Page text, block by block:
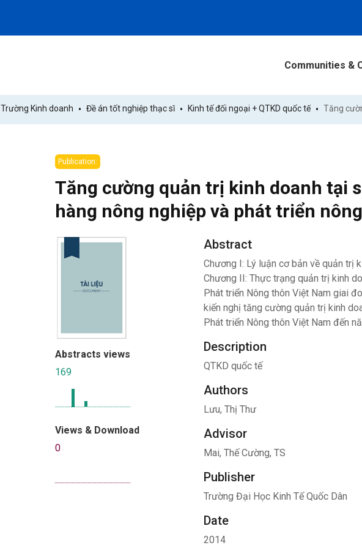
Communities &
Trường Kinh doanh Đề án tốt nghiệp thạc sĩ Kinh tế đối ngoại + QTKD quốc tế
Publication:
Tăng cường quản trị kinh doanh tại
hàng nông nghiệp và phát triển
Abstracts views
169
Views & Download
0
Abstract
Chương I: Lý luận cơ bản về quản trị
Chương II: Thực trạng quản trị kinh
Phát triển Nông thôn Việt Nam giai
kiến nghị tăng cường quản trị kinh
Phát triển Nông thôn Việt Nam đến
Description
QTKD quốc tế
Authors
Lưu, Thị Thư
Advisor
Mai, Thế Cường, TS
Publisher
Trường Đại Học Kinh Tế Quốc Dân
Date
2014